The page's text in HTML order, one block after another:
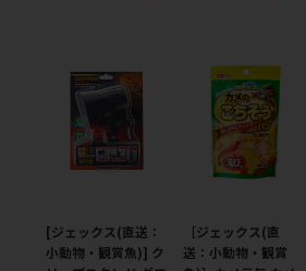
[ジェックス(直送：
小動物・観賞魚)] ク
［ジェックス(直
送：小動物・観賞